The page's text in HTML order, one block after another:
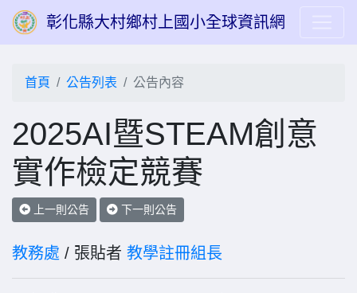
彰化縣大村鄉村上國小全球資訊網
首頁 公告列表 公告內容
2025AI暨STEAM創意
實作檢定競賽
上一則公告 下一則公告
教務處 / 張貼者 教學註冊組長